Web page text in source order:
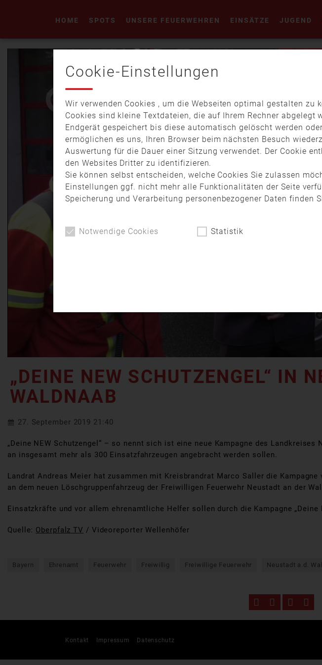
HOME SPOTS UNSERE FEUERWEHREN EINSÄTZE JUGEND
„DEINE NEW SCHUTZENGEL“ IN
WALDNAAB
27. September 2019 21:40
„Deine NEW Schutzengel“ – so nennt sich ist eine neue Kampagne des
an insgesamt mehr als 300 Einsatzfahrzeugen angebracht werden sollen.
Landrat Andreas Meier hat zusammen mit Kreisbrandrat Marco Saller die
an dem neuen Löschgruppenfahrzeug der Freiwilligen Feuerwehr Neustadt an der
Einsatzkräfte und vor allem ehrenamtliche Helfer sollen durch die Kampagne „Deine
Quelle: Oberpfalz TV / Videoreporter Wellenhöfer
Bayern Ehrenamt Feuerwehr Freiwillig Freiwillige Feuerwehr Neustadt a.d.
Kontakt Impressum Datenschutz
Cookie-Einstellungen
Wir verwenden Cookies , um die Webseiten optimal gestalten
Cookies sind kleine Textdateien, die auf Ihrem Rechner
Endgerät gespeichert bis diese automatisch gelöscht werden
ermöglichen es uns, Ihren Browser beim nächsten Besuch
Auswertung für die Dauer einer Sitzung verwendet. Der Cookie
den Websites Dritter zu identifizieren.
Sie können selbst entscheiden, welche Cookies Sie zulassen
Einstellungen ggf. nicht mehr alle Funktionalitäten der Seite
Speicherung und Verarbeitung personenbezogener Daten finden
Notwendige Cookies Statistik